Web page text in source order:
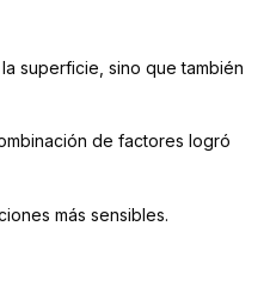
superficie, sino que también
de factores logró
más sensibles.